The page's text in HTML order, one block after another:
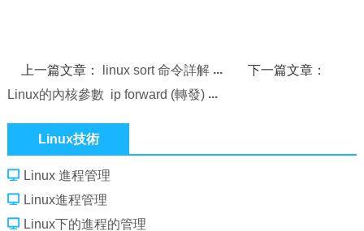
上一篇文章： linux sort 命令詳解
下一篇文章：
Linux的內核參數 ip forward (轉發)
Linux技術
Linux 進程管理
Linux進程管理
Linux下的進程的管理